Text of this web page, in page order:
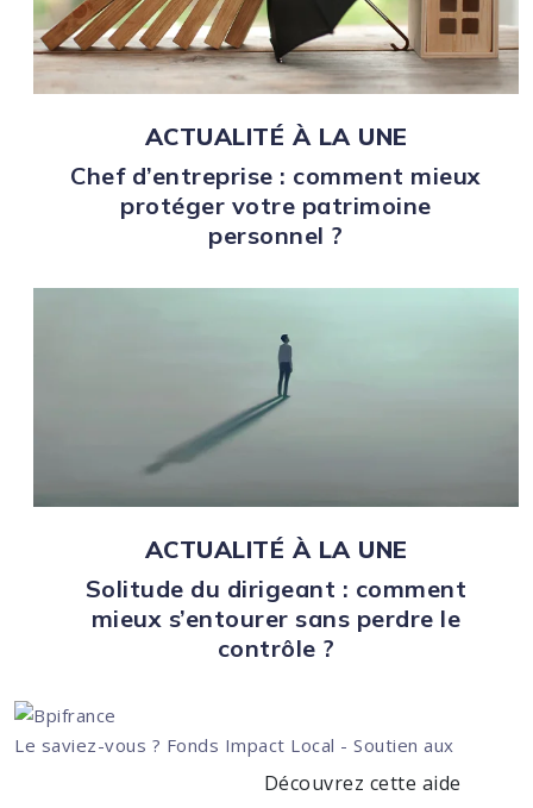
ACTUALITÉ À LA UNE
Chef d’entreprise : comment mieux
protéger votre patrimoine
personnel ?
ACTUALITÉ À LA UNE
Solitude du dirigeant : comment
mieux s’entourer sans perdre le
contrôle ?
Le saviez-vous ? Fonds Impact Local - Soutien aux
Découvrez cette aide